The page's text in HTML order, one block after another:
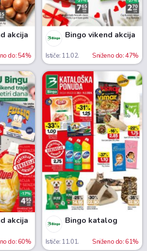
akcija
do: 54%
Bingo vikend akcija
Ističe: 11.02. Sniženo do: 47%
akcija
do: 60%
Bingo katalog
Ističe: 11.01. Sniženo do: 61%